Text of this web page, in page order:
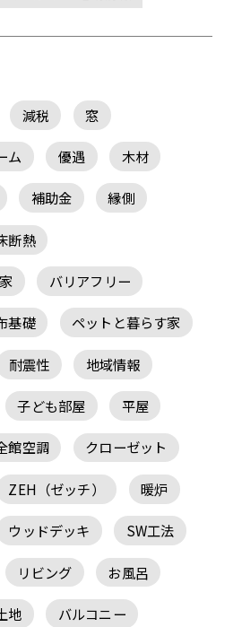
減税 窓
ム 優遇 木材
補助金 縁側
断熱
バリアフリー
基礎 ペットと暮らす家
耐震性 地域情報
子ども部屋 平屋
館空調 クローゼット
ZEH（ゼッチ） 暖炉
ウッドデッキ SW工法
リビング お風呂
地 バルコニー